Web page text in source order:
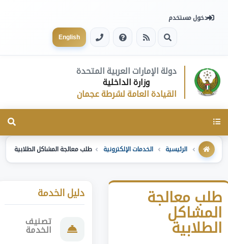
دخول مستخدم
English
دولة الإمارات العربية المتحدة
وزارة الداخلية
القيادة العامة لشرطة عجمان
Toggle
الرئيسية الخدمات الإلكترونية طلب معالجة المشاكل الطلابية
طلب معالجة
المشاكل
الطلابية
دليل الخدمة
تصنيف
الخدمة